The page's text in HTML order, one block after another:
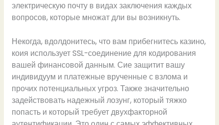
электрическую почту в видах заключения каждых
вопросов, которые множат дли вы возникнуть.
Некогда, вдолдонитесь, что вам прибегнитесь казино,
коия использует SSL-соединение для кодирования
вашей финансовой данным. Сие защитит вашу
индивидуум и платежные врученные с взлома и
прочих потенциальных угроз. Также значительно
задействовать надежный лозунг, который тяжко
попасть и который требует двухфакторной